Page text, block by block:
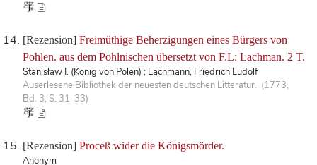
[Rezension] Freimüthige Beherzigungen eines Bürgers von
Pohlen. aus dem Pohlnischen übersetzt von F.L: Lachman. 2 T.
Stanisław I. (König von Polen) ; Lachmann, Friedrich Ludolf
Auserlesene Bibliothek der neuesten deutschen Litteratur. (1773,
Bd. 3, S. 31-33)
[Rezension] Proceß wider die Königsmörder.
Anonym